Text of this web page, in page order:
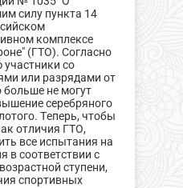
силу пункта 14
комплексе
(ГТО). Согласно
со
или разрядами от
не могут
серебряного
Теперь, чтобы
отличия ГТО,
все испытания на
в соответствии с
ступени,
спортивных